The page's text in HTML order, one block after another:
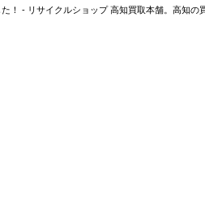
- リサイクルショップ 高知買取本舗。高知